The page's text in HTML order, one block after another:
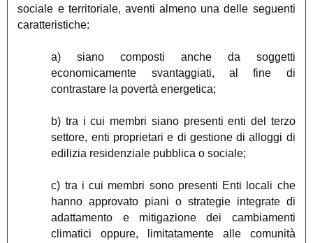
sociale e territoriale, aventi almeno una delle seguenti
caratteristiche:
a) siano composti anche da soggetti
economicamente svantaggiati, al fine di
contrastare la povertà energetica;
b) tra i cui membri siano presenti enti del terzo
settore, enti proprietari e di gestione di alloggi di
edilizia residenziale pubblica o sociale;
c) tra i cui membri sono presenti Enti locali che
hanno approvato piani o strategie integrate di
adattamento e mitigazione dei cambiamenti
climatici oppure, limitatamente alle comunità